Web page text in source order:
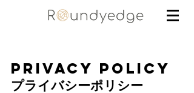
Privacy Policy
プライバシーポリシー